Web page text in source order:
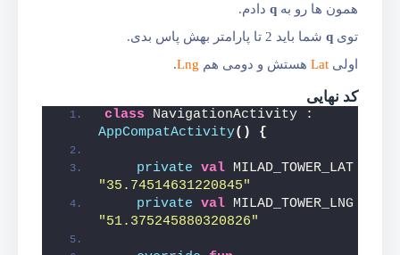
همون ها رو به q دادم.
توی q شما باید 2 تا پارامتر بهش پاس بدی.
اولی Lat هستش و دومی هم Lng
.
کد نهایی
class
AppCompatActivity() {
private val
"35.74514631220845"
private val
"51.375245880320826"